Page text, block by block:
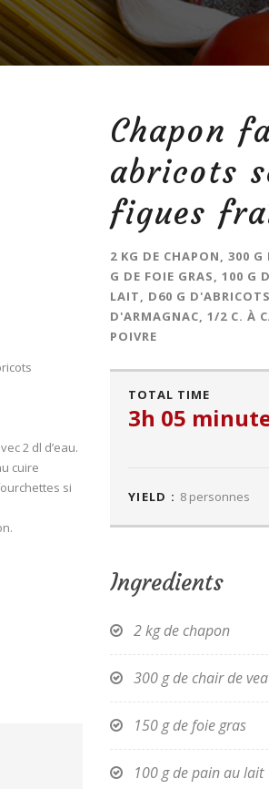
2 dl d’eau.
cuire
si
Chapon
abricots
figues
2 KG DE CHAPON, 300 G
G DE FOIE GRAS, 100 G
LAIT, D60 G
D'ARMAGNAC, 1/2 C. À
POIVRE
TOTAL TIME
3h 05
YIELD : 8 personnes
Ingredients
2 kg de chapon
300 g de chair de
150 g de foie gras
100 g de pain au lait